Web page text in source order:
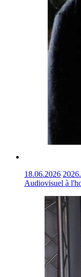
18.06.2026
Audiovisuel à